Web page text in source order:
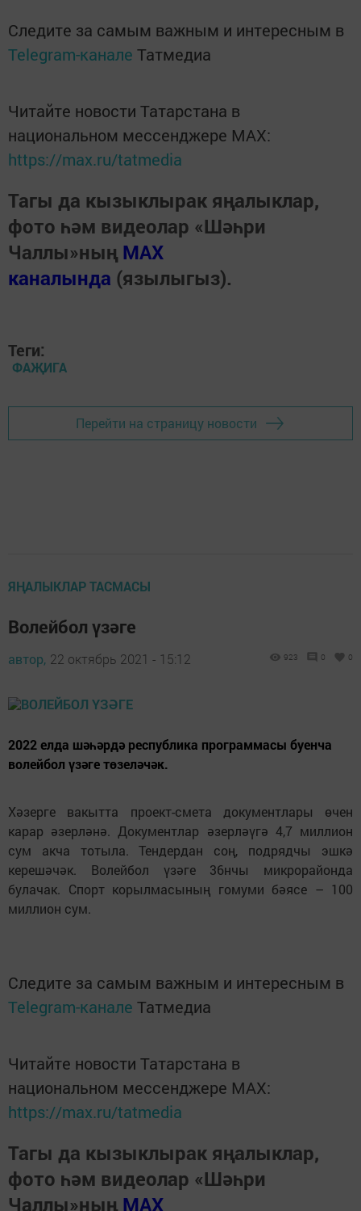
Следите за самым важным и интересным в
Telegram-канале Татмедиа
Читайте новости Татарстана в
национальном мессенджере MАХ:
https://max.ru/tatmedia
Тагы да кызыклырак яңалыклар,
фото һәм видеолар «Шәһри
Чаллы»ның MAX
каналында (язылыгыз).
Теги:
ФАҖИГА
Перейти на страницу новости
ЯҢАЛЫКЛАР ТАСМАСЫ
Волейбол үзәге
автор, 22 октябрь 2021 - 15:12 923 0 0
2022 елда шәһәрдә республика программасы буенча
волейбол үзәге төзеләчәк.
Хәзерге вакытта проект-смета документлары өчен
карар әзерләнә. Документлар әзерләүгә 4,7 миллион
сум акча тотыла. Тендердан соң, подрядчы эшкә
керешәчәк. Волейбол үзәге 36нчы микрорайонда
булачак. Спорт корылмасының гомуми бәясе – 100
миллион сум.
Следите за самым важным и интересным в
Telegram-канале Татмедиа
Читайте новости Татарстана в
национальном мессенджере MАХ:
https://max.ru/tatmedia
Тагы да кызыклырак яңалыклар,
фото һәм видеолар «Шәһри
Чаллы»ның MAX